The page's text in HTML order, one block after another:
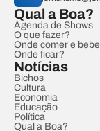
Qual a Boa?
Agenda de Shows
O que fazer?
Onde comer e
Onde ficar?
Notícias
Bichos
Cultura
Economia
Educação
Política
Qual a Boa?